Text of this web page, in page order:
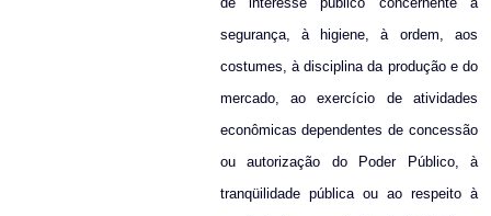
segurança, à higiene, à ordem, aos
costumes, à disciplina da produção e do
mercado, ao exercício de atividades
econômicas dependentes de concessão
ou autorização do Poder Público, à
tranqüilidade pública ou ao respeito à